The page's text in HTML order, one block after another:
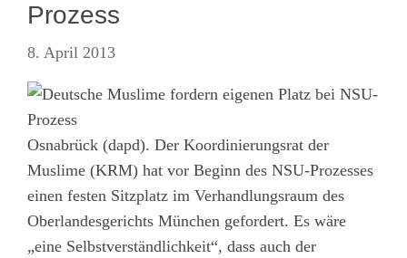
Prozess
8. April 2013
Osnabrück (dapd). Der Koordinierungsrat der
Muslime (KRM) hat vor Beginn des NSU-Prozesses
einen festen Sitzplatz im Verhandlungsraum des
Oberlandesgerichts München gefordert. Es wäre
„eine Selbstverständlichkeit“, dass auch der